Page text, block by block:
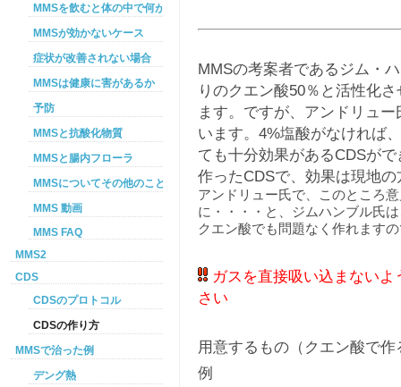
MMSの考案者であるジム・
りのクエン酸50％と活性化
ます。ですが、アンドリュ
います。4%塩酸がなければ
ても十分効果があるCDSが
作ったCDSで、効果は現地
アンドリュー氏で、このところ
に・・・・と、ジムハンブル氏
クエン酸でも問題なく作れます
ガスを直接吸い込まない
さい
用意するもの（クエン酸で作
例
MMSを飲むと体の中で何が起こるか
MMSが効かないケース
症状が改善されない場合
MMSは健康に害があるか
予防
MMSと抗酸化物質
MMSと腸内フローラ
MMSについてその他のこと
MMS 動画
MMS FAQ
MMS2
CDS
CDSのプロトコル
CDSの作り方
MMSで治った例
デング熱